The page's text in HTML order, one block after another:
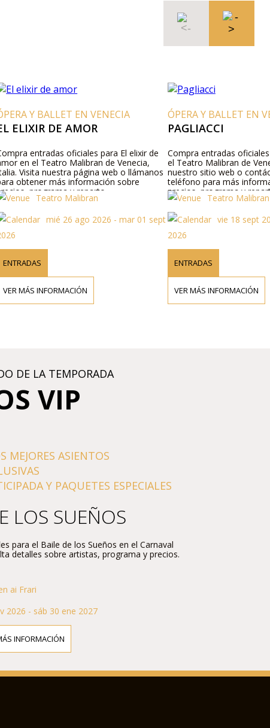
Y BALLET EN VENECIA
ELIXIR DE AMOR
entradas oficiales para El elixir de
en el Teatro Malibran de Venecia,
Visita nuestra página web o llámanos
obtener más información sobre
programa y reparto.
Teatro Malibran
mié 26 ago 2026 - mar 01 sept
MÁS INFORMACIÓN
ÓPERA Y BALLET EN
PAGLIACCI
Compra entradas oficiales
el Teatro Malibran de
nuestro sitio web o
teléfono para más
precios, programa y reparto.
Teatro Malibran
vie 18 sept
2026
ENTRADAS
VER MÁS INFORMACIÓN
DE LA TEMPORADA
VIP
MEJORES ASIENTOS
Y PAQUETES ESPECIALES
LOS SUEÑOS
para el Baile de los Sueños en el Carnaval
detalles sobre artistas, programa y precios.
ai Frari
2026 - sáb 30 ene 2027
INFORMACIÓN